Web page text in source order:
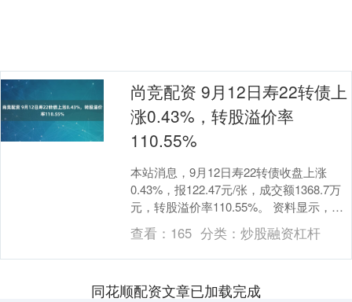
尚竞配资 9月12日寿22转债上
涨0.43%，转股溢价率
110.55%
本站消息，9月12日寿22转债收盘上涨
0.43%，报122.47元/张，成交额1368.7万
元，转股溢价率110.55%。 资料显示，寿
22转债信用级别为“AA....
查看： 165 分类： 炒股融资杠杆
同花顺配资文章已加载完成